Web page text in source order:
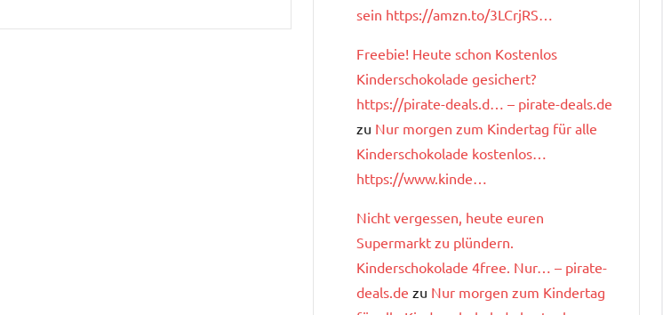
sein https://amzn.to/3LCrjRS…
Freebie! Heute schon Kostenlos
Kinderschokolade gesichert?
https://pirate-deals.d… – pirate-deals.de
zu Nur morgen zum Kindertag für alle
Kinderschokolade kostenlos…
https://www.kinde…
Nicht vergessen, heute euren
Supermarkt zu plündern.
Kinderschokolade 4free. Nur… – pirate-
deals.de zu Nur morgen zum Kindertag